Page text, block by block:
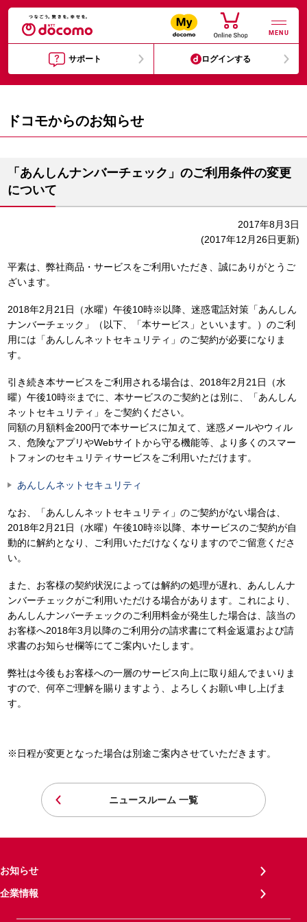
MENU
サポート ログインする
ドコモからのお知らせ
「あんしんナンバーチェック」のご利用条件の変更
について
2017年8月3日
(2017年12月26日更新)
平素は、弊社商品・サービスをご利用いただき、誠にありがとうご
ざいます。
2018年2月21日（水曜）午後10時※以降、迷惑電話対策「あんしん
ナンバーチェック」（以下、「本サービス」といいます。）のご利
用には「あんしんネットセキュリティ」のご契約が必要になりま
す。
引き続き本サービスをご利用される場合は、2018年2月21日（水
曜）午後10時※までに、本サービスのご契約とは別に、「あんしん
ネットセキュリティ」をご契約ください。
同額の月額料金200円で本サービスに加えて、迷惑メールやウィル
ス、危険なアプリやWebサイトから守る機能等、より多くのスマー
トフォンのセキュリティサービスをご利用いただけます。
あんしんネットセキュリティ
なお、「あんしんネットセキュリティ」のご契約がない場合は、
2018年2月21日（水曜）午後10時※以降、本サービスのご契約が自
動的に解約となり、ご利用いただけなくなりますのでご留意くださ
い。
また、お客様の契約状況によっては解約の処理が遅れ、あんしんナ
ンバーチェックがご利用いただける場合があります。これにより、
あんしんナンバーチェックのご利用料金が発生した場合は、該当の
お客様へ2018年3月以降のご利用分の請求書にて料金返還および請
求書のお知らせ欄等にてご案内いたします。
弊社は今後もお客様への一層のサービス向上に取り組んでまいりま
すので、何卒ご理解を賜りますよう、よろしくお願い申し上げま
す。
※日程が変更となった場合は別途ご案内させていただきます。
ニュースルーム 一覧
お知らせ
企業情報